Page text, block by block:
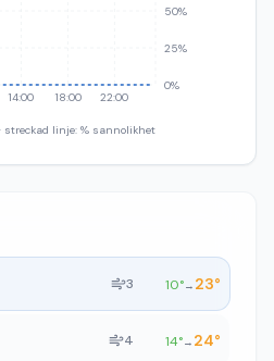
14:00 18:00 22:00
0%
25%
50%
streckad linje: % sannolikhet
3 10°→ 23°
4 14°→ 24°